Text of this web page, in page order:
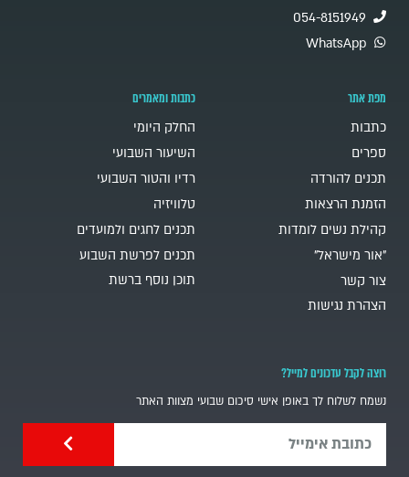
054-8151949
WhatsApp
מפת אתר
כתבות
ספרים
תכנים להורדה
הזמנת הרצאות
קהילת נשים לומדות
"אור מישראל"
צור קשר
הצהרת נגישות
כתבות ומאמרים
החלק היומי
השיעור השבועי
רדיו והטור השבועי
טלוויזיה
תכנים לחגים ולמועדים
תכנים לפרשת השבוע
תוכן נוסף ברשת
רוצה לקבל עדכונים למייל?
נשמח לשלוח לך באופן אישי סיכום שבועי מצוות האתר